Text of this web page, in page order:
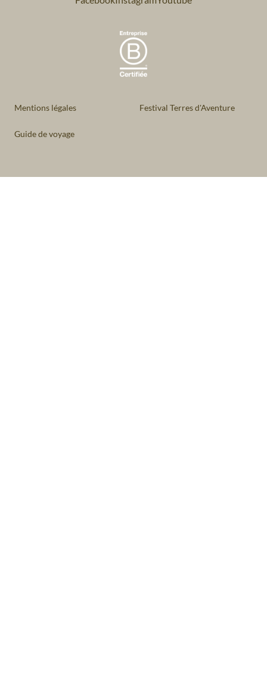
Mentions légales Festival Terres d'Aventure
Guide de voyage